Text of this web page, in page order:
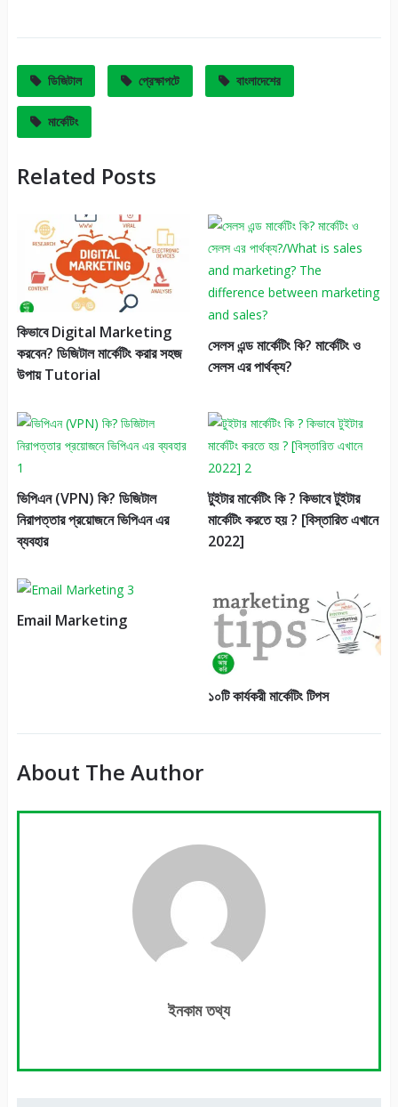
ডিজিটাল প্রেক্ষাপটে বাংলাদেশের
মার্কেটিং
Related Posts
কিভাবে Digital Marketing
করবেন? ডিজিটাল মার্কেটিং করার সহজ
উপায় Tutorial
সেলস এন্ড মার্কেটিং কি? মার্কেটিং ও
সেলস এর পার্থক্য?
ভিপিএন (VPN) কি? ডিজিটাল
নিরাপত্তার প্রয়োজনে ভিপিএন এর
ব্যবহার
টুইটার মার্কেটিং কি ? কিভাবে টুইটার
মার্কেটিং করতে হয় ? [বিস্তারিত এখানে
2022]
Email Marketing
১০টি কার্যকরী মার্কেটিং টিপস
About The Author
ইনকাম তথ্য